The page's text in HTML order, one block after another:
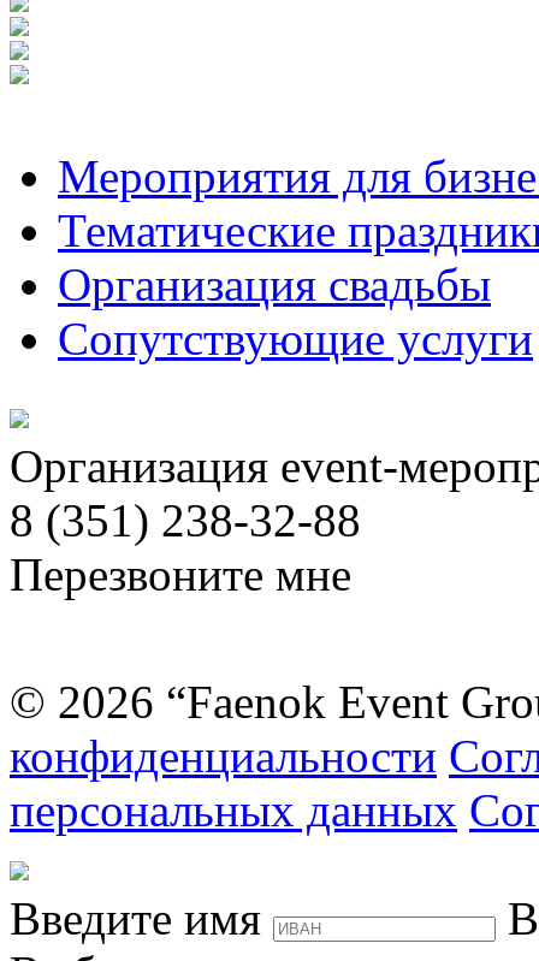
Мероприятия для
Тематические
Организация свадьбы
Сопутствующие услуги
Организация event-
8 (351) 238-32-88
Перезвоните мне
© 2026 “Faenok Event
конфиденциальности
персональных данных
Введите имя